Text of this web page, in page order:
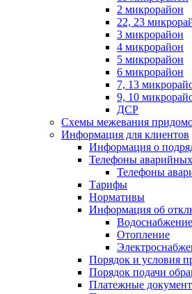
2 микрорайон
22, 23
3 микрорайон
4 микрорайон
5 микрорайон
6 микрорайон
7, 13
9, 10
ДСР
Схемы межевания
Информация для клиентов
Информация о
Телефоны
Телефоны
Тарифы
Нормативы
Информация об
Водоснабжение
Отопление
Порядок и условия
Порядок подачи
Платежные